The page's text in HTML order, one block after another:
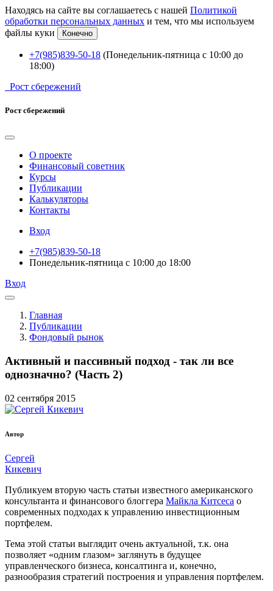
Находясь на сайте вы соглашаетесь с нашей Политикой
обработки персональных данных и тем, что мы используем
файлы куки
Конечно
+7(985)839-50-18 (Понедельник-пятница с 10:00 до
18:00)
Рост сбережений
Рост сбережений
О проекте
Финансовый советник
Курсы
Публикации
Калькуляторы
Контакты
Вход
+7(985)839-50-18
Понедельник-пятница с 10:00 до 18:00
Вход
Главная
Публикации
Фондовый рынок
Активный и пассивный подход - так ли все
однозначно? (Часть 2)
02 сентября 2015
Автор
Сергей
Кикевич
Публикуем вторую часть статьи известного американского
консультанта и финансового блоггера Майкла Китсеса о
современных подходах к управлению инвестиционным
портфелем.
Тема этой статьи выглядит очень актуальной, т.к. она
позволяет «одним глазом» заглянуть в будущее
управленческого бизнеса, консалтинга и, конечно,
разнообразия стратегий построения и управления портфелем.